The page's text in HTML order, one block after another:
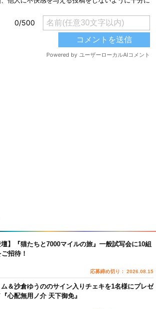
壇】『猫たちと7000マイルの旅』一般試写会に10組
招待！
応募締め切り： 2026.08.15
ム＆沙倉ゆうののサイン入りチェキを1名様にプレゼ
心配無用ノ介 天下御免』